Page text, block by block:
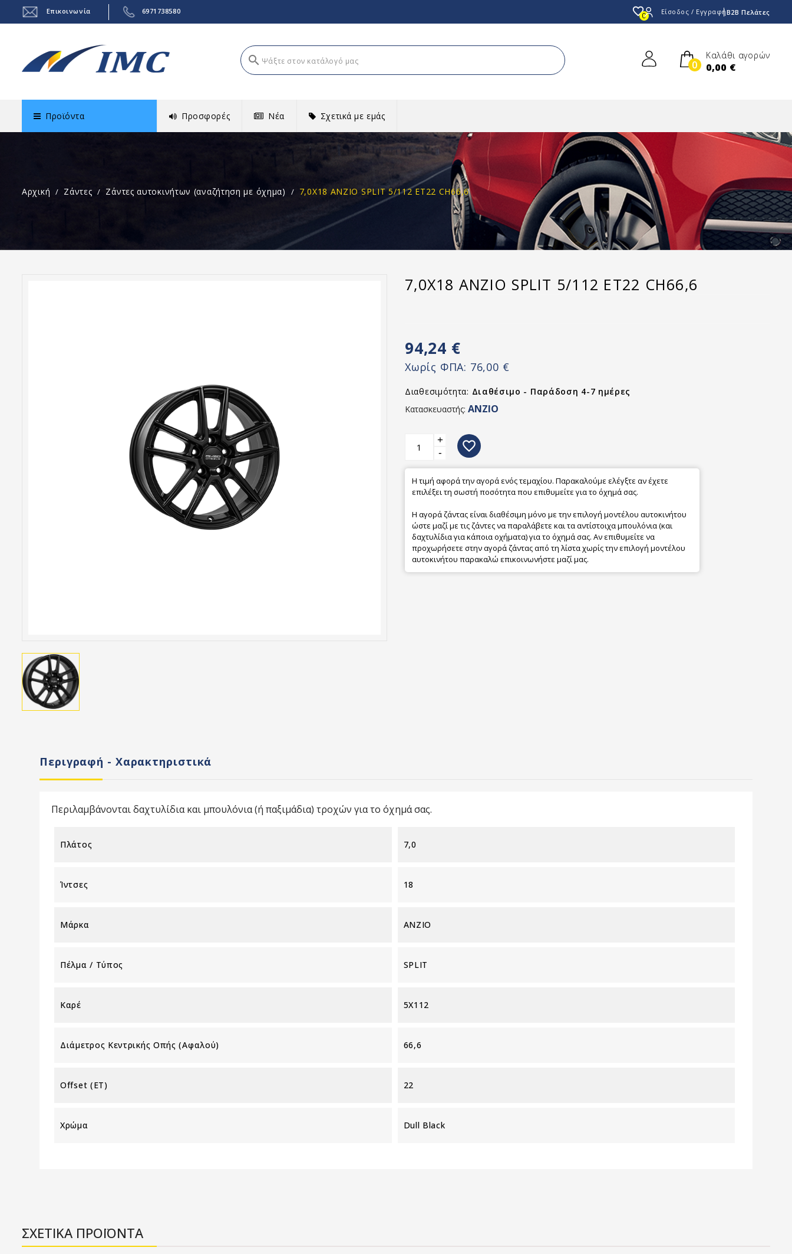
Επικοινωνία 6971738580 favorite_border0 Είσοδος / ΕγγραφήB2B Πελάτες
search 0
Καλάθι αγορών
0,00 €
Προϊόντα Προσφορές Νέα Σχετικά με εμάς
Αρχική Ζάντες Ζάντες αυτοκινήτων (αναζήτηση με όχημα) 7,0X18 ANZIO SPLIT 5/112 ET22 CH66,6
7,0X18 ANZIO SPLIT 5/112 ET22 CH66,6
94,24 €
Χωρίς ΦΠΑ: 76,00 €
Διαθεσιμότητα: Διαθέσιμο - Παράδοση 4-7 ημέρες
Κατασκευαστής: ANZIO
+
-
favorite_border
Η τιμή αφορά την αγορά ενός τεμαχίου. Παρακαλούμε ελέγξτε αν έχετε
επιλέξει τη σωστή ποσότητα που επιθυμείτε για το όχημά σας.
Η αγορά ζάντας είναι διαθέσιμη μόνο με την επιλογή μοντέλου αυτοκινήτου
ώστε μαζί με τις ζάντες να παραλάβετε και τα αντίστοιχα μπουλόνια (και
δαχτυλίδια για κάποια οχήματα) για το όχημά σας. Αν επιθυμείτε να
προχωρήσετε στην αγορά ζάντας από τη λίστα χωρίς την επιλογή μοντέλου
αυτοκινήτου παρακαλώ επικοινωνήστε μαζί μας.
Περιγραφή - Χαρακτηριστικά
Περιλαμβάνονται δαχτυλίδια και μπουλόνια (ή παξιμάδια) τροχών για το όχημά σας.
Πλάτος 7,0
Ίντσες 18
Μάρκα ANZIO
Πέλμα / Τύπος SPLIT
Καρέ 5X112
Διάμετρος Κεντρικής Οπής (αφαλού) 66,6
Offset (ET) 22
Χρώμα Dull Black
ΣΧΕΤΙΚΑ ΠΡΟΪΟΝΤΑ